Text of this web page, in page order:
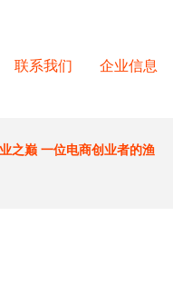
联系我们 企业信息
之巅 一位电商创业者的渔